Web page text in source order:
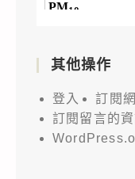
其他操作
登入
訂閱
訂閱留言的